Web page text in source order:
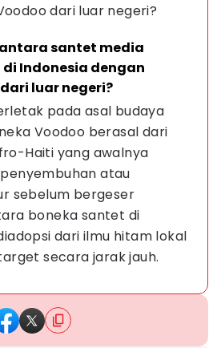
dari luar negeri?
santet media
Indonesia dengan
luar negeri?
pada asal budaya
Voodoo berasal dari
Haiti yang awalnya
atau
sebelum bergeser
boneka santet di
dari ilmu hitam lokal
secara jarak jauh.